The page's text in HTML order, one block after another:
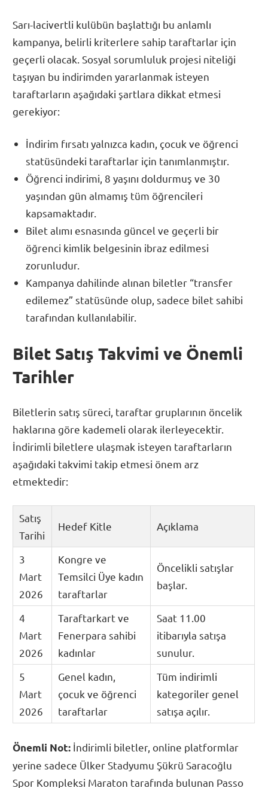
Sarı-lacivertli kulübün başlattığı bu anlamlı
kampanya, belirli kriterlere sahip taraftarlar için
geçerli olacak. Sosyal sorumluluk projesi niteliği
taşıyan bu indirimden yararlanmak isteyen
taraftarların aşağıdaki şartlara dikkat etmesi
gerekiyor:
İndirim fırsatı yalnızca kadın, çocuk ve öğrenci
statüsündeki taraftarlar için tanımlanmıştır.
Öğrenci indirimi, 8 yaşını doldurmuş ve 30
yaşından gün almamış tüm öğrencileri
kapsamaktadır.
Bilet alımı esnasında güncel ve geçerli bir
öğrenci kimlik belgesinin ibraz edilmesi
zorunludur.
Kampanya dahilinde alınan biletler “transfer
edilemez” statüsünde olup, sadece bilet sahibi
tarafından kullanılabilir.
Bilet Satış Takvimi ve Önemli
Tarihler
Biletlerin satış süreci, taraftar gruplarının öncelik
haklarına göre kademeli olarak ilerleyecektir.
İndirimli biletlere ulaşmak isteyen taraftarların
aşağıdaki takvimi takip etmesi önem arz
etmektedir:
Satış
Tarihi
Hedef Kitle Açıklama
3
Mart
2026
Kongre ve
Temsilci Üye kadın
taraftarlar
Öncelikli satışlar
başlar.
4
Mart
2026
Taraftarkart ve
Fenerpara sahibi
kadınlar
Saat 11.00
itibarıyla satışa
sunulur.
5
Mart
2026
Genel kadın,
çocuk ve öğrenci
taraftarlar
Tüm indirimli
kategoriler genel
satışa açılır.
Önemli Not: İndirimli biletler, online platformlar
yerine sadece Ülker Stadyumu Şükrü Saracoğlu
Spor Kompleksi Maraton tarafında bulunan Passo